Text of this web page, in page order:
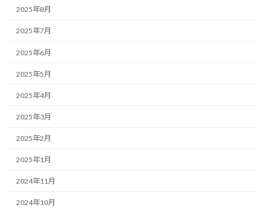
2025年8月
2025年7月
2025年6月
2025年5月
2025年4月
2025年3月
2025年2月
2025年1月
2024年11月
2024年10月